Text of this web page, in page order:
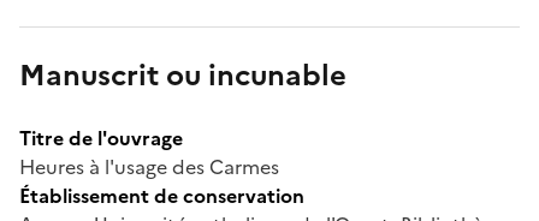
Manuscrit ou incunable
Titre de l'ouvrage
Heures à l'usage des Carmes
Établissement de conservation